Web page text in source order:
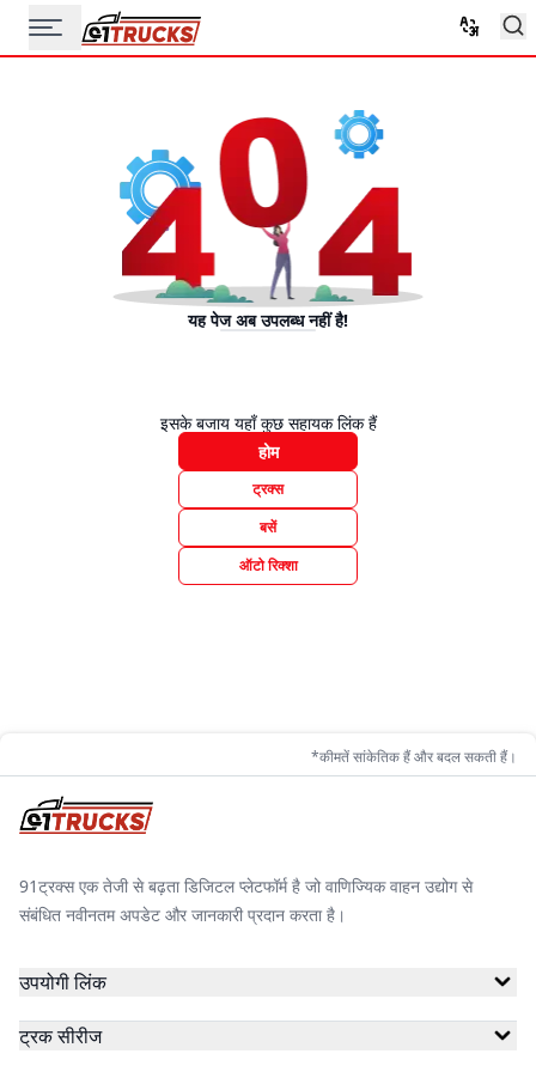
यह पेज अब उपलब्ध नहीं है!
इसके बजाय यहाँ कुछ सहायक लिंक हैं
होम
ट्रक्स
बसें
ऑटो रिक्शा
*कीमतें सांकेतिक हैं और बदल सकती हैं।
91ट्रक्स एक तेजी से बढ़ता डिजिटल प्लेटफॉर्म है जो वाणिज्यिक वाहन उद्योग से
संबंधित नवीनतम अपडेट और जानकारी प्रदान करता है।
उपयोगी लिंक
ट्रक सीरीज